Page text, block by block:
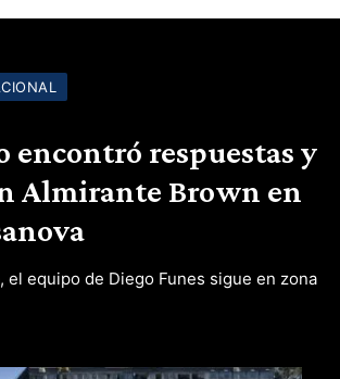
encontró respuestas y
Almirante Brown en
el equipo de Diego Funes sigue en zona